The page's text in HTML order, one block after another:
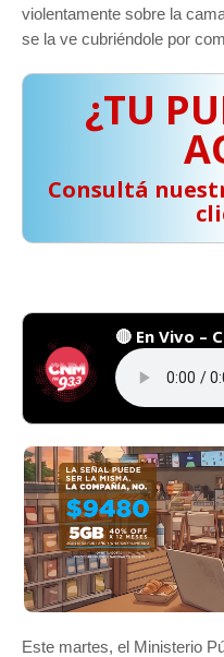
violentamente sobre la
se la ve cubriéndole por
¿TU
Consultá
🔴 En Vivo –
Este martes, el Ministerio